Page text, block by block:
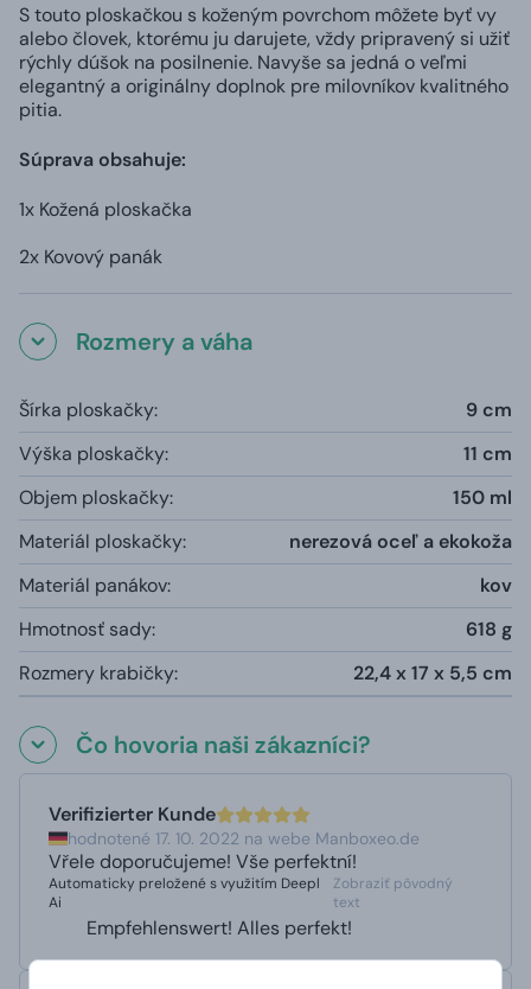
S touto ploskačkou s koženým povrchom môžete byť vy
alebo človek, ktorému ju darujete, vždy pripravený si užiť
rýchly dúšok na posilnenie. Navyše sa jedná o veľmi
elegantný a originálny doplnok pre milovníkov kvalitného
pitia.
Súprava obsahuje:
1x Kožená ploskačka
2x Kovový panák
Rozmery a váha
Šírka ploskačky:
9 cm
Výška ploskačky:
11 cm
Objem ploskačky:
150 ml
Materiál ploskačky:
nerezová oceľ a ekokoža
Materiál panákov:
kov
Hmotnosť sady:
618 g
Rozmery krabičky:
22,4 x 17 x 5,5 cm
Čo hovoria naši zákazníci?
Verifizierter Kunde
hodnotené 17. 10. 2022 na webe Manboxeo.de
Vřele doporučujeme! Vše perfektní!
Automaticky preložené s využitím Deepl
Ai
Zobraziť pôvodný
text
Empfehlenswert! Alles perfekt!